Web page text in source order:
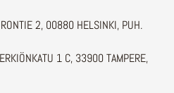
2, 00880 HELSINKI, PUH.
1 C, 33900 TAMPERE,